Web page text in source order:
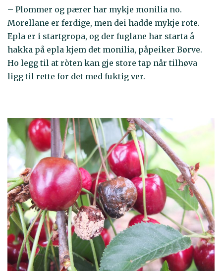
– Plommer og pærer har mykje monilia no.
Morellane er ferdige, men dei hadde mykje rote.
Epla er i startgropa, og der fuglane har starta å
hakka på epla kjem det monilia, påpeiker Børve.
Ho legg til at ròten kan gje store tap når tilhøva
ligg til rette for det med fuktig ver.